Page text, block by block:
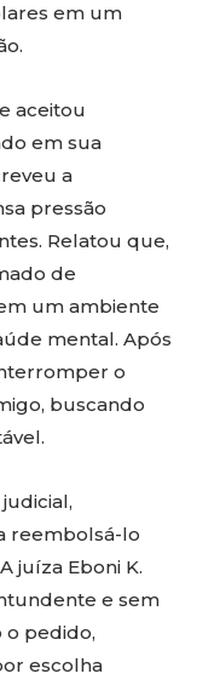
em um
aceitou
em sua
a
pressão
Relatou que,
de
em um ambiente
mental. Após
o
buscando
reembolsá-lo
juíza Eboni K.
e sem
o pedido,
escolha